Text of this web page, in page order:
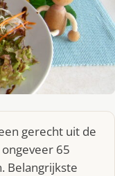
gerecht uit de
65
Belangrijkste